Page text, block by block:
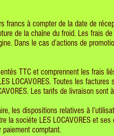
francs à compter de la date de
de la chaîne du froid. Les frais
Dans le cas d’actions de
TTC et comprennent les frais
LOCAVORES. Toutes les
Les tarifs de livraison
les dispositions relatives à
la sociéte LES LOCAVORES et
paiement comptant.